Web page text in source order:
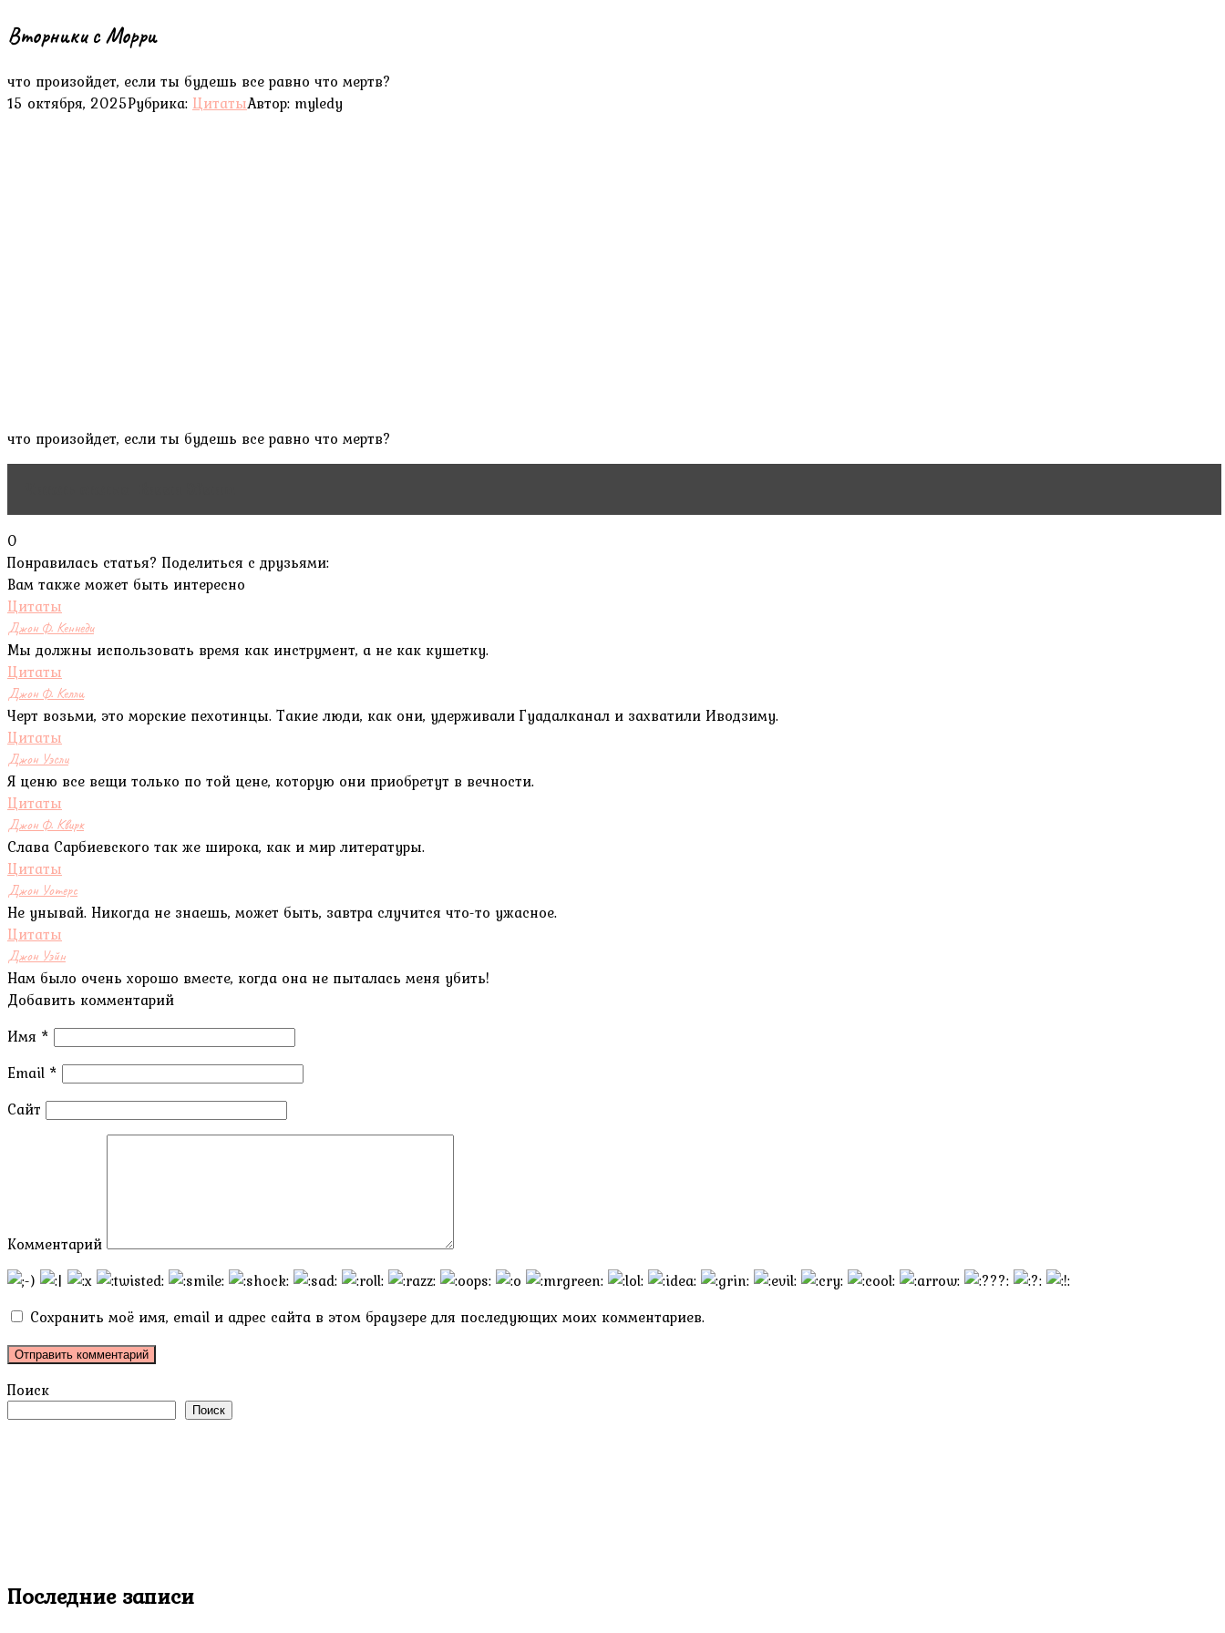
Вторники с Морри
что произойдет, если ты будешь все равно что мертв?
15 октября, 2025Рубрика: ЦитатыАвтор: myledy
что произойдет, если ты будешь все равно что мертв?
0
Понравилась статья? Поделиться с друзьями:
Вам также может быть интересно
Цитаты
Джон Ф. Кеннеди
Мы должны использовать время как инструмент, а не как кушетку.
Цитаты
Джон Ф. Келли
Черт возьми, это морские пехотинцы. Такие люди, как они, удерживали Гуадалканал и захватили Иводзиму.
Цитаты
Джон Уэсли
Я ценю все вещи только по той цене, которую они приобретут в вечности.
Цитаты
Джон Ф. Квирк
Слава Сарбиевского так же широка, как и мир литературы.
Цитаты
Джон Уотерс
Не унывай. Никогда не знаешь, может быть, завтра случится что-то ужасное.
Цитаты
Джон Уэйн
Нам было очень хорошо вместе, когда она не пыталась меня убить!
Добавить комментарий
Имя *
Email *
Сайт
Комментарий
Сохранить моё имя, email и адрес сайта в этом браузере для последующих моих комментариев.
Поиск
Поиск
Последние записи